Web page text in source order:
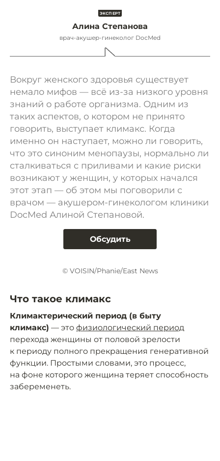
Алина Степанова
врач-акушер-гинеколог DocMed
Вокруг женского здоровья существует
немало мифов — всё из-за низкого уровня
знаний о работе организма. Одним из
таких аспектов, о котором не принято
говорить, выступает климакс. Когда
именно он наступает, можно ли говорить,
что это синоним менопаузы, нормально ли
сталкиваться с приливами и какие риски
возникают у женщин, у которых начался
этот этап — об этом мы поговорили с
врачом — акушером-гинекологом клиники
DocMed Алиной Степановой.
Обсудить
© VOISIN/Phanie/East News
Что такое климакс
Климактерический период (в быту
климакс) — это физиологический период
перехода женщины от половой зрелости
к периоду полного прекращения генеративной
функции. Простыми словами, это процесс,
на фоне которого женщина теряет способность
забеременеть.